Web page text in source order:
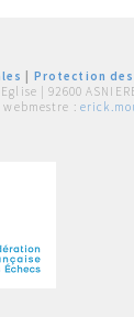
Protection des
| 92600
| webmestre :